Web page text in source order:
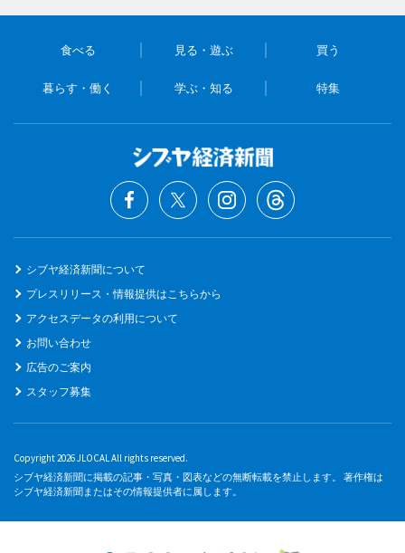
食べる 見る・遊ぶ 買う
暮らす・働く 学ぶ・知る 特集
シブヤ経済新聞について
プレスリリース・情報提供はこちらから
アクセスデータの利用について
お問い合わせ
広告のご案内
スタッフ募集
Copyright 2026 JLOCAL All rights reserved.
シブヤ経済新聞に掲載の記事・写真・図表などの無断転載を禁止します。 著作権は
シブヤ経済新聞またはその情報提供者に属します。